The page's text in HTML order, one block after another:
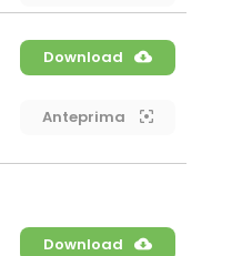
Download
Anteprima
Download